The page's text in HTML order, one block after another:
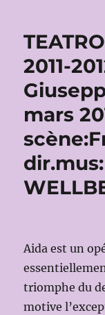
2011-
mars
Aida est un
triomphe du
motive